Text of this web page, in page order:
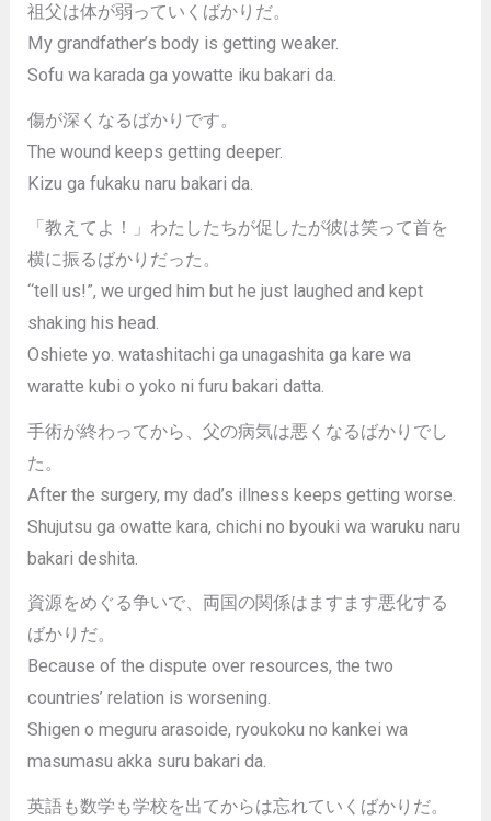
祖父は体が弱っていくばかりだ。
My grandfather’s body is getting weaker.
Sofu wa karada ga yowatte iku bakari da.
傷が深くなるばかりです。
The wound keeps getting deeper.
Kizu ga fukaku naru bakari da.
「教えてよ！」わたしたちが促したが彼は笑って首を
横に振るばかりだった。
“tell us!”, we urged him but he just laughed and kept
shaking his head.
Oshiete yo. watashitachi ga unagashita ga kare wa
waratte kubi o yoko ni furu bakari datta.
手術が終わってから、父の病気は悪くなるばかりでし
た。
After the surgery, my dad’s illness keeps getting worse.
Shujutsu ga owatte kara, chichi no byouki wa waruku naru
bakari deshita.
資源をめぐる争いで、両国の関係はますます悪化する
ばかりだ。
Because of the dispute over resources, the two
countries’ relation is worsening.
Shigen o meguru arasoide, ryoukoku no kankei wa
masumasu akka suru bakari da.
英語も数学も学校を出てからは忘れていくばかりだ。